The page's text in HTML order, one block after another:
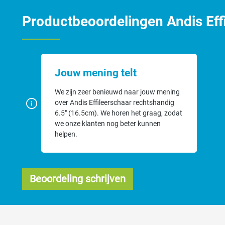
De Andis uitdunscharen zijn ontworpen voor de professional en de
Productbeoordelingen Andis
Jouw mening telt
We zijn zeer benieuwd naar jouw mening
over Andis Effileerschaar rechtshandig
6.5" (16.5cm). We horen het graag, zodat
we onze klanten nog beter kunnen
helpen.
Beoordeling schrijven